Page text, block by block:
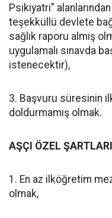
Psikiyatri" alanlarından
teşekküllü devlete
sağlık raporu almış
uygulamalı sınavda
istenecektir),
3. Başvuru süresinin
doldurmamış olmak.
AŞÇI ÖZEL ŞARTLARI
1. En az ilköğretim
olmak,